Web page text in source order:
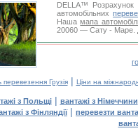
DELLA™ Розрахунок
автомобільних
Нашамапа
20060 — Сату - Маре.
перевезення Грузія| Ціни на
з Польщі| вантажі з Німеччини
з Фінляндії| перевезти